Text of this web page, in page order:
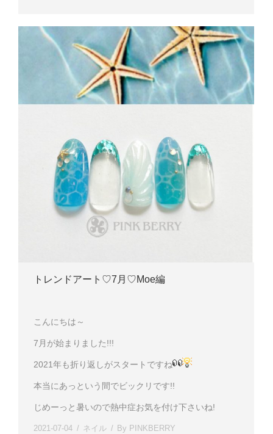
トレンドアート♡7月♡Moe編
こんにちは～
7月が始まりました!!!
2021年も折り返しがスタートですね
本当にあっという間でビックリです!!
じめーっと暑いので熱中症お気を付け下さいね!
2021-07-04 ネイル By PINKBERRY